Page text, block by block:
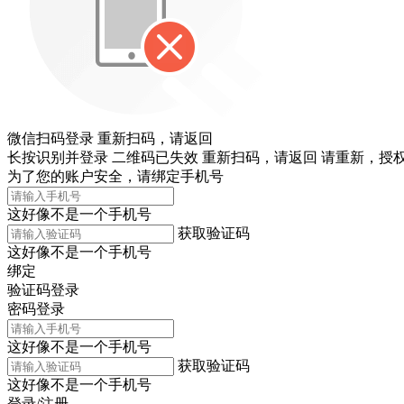
微信扫码登录 重新扫码， 请返回
长按识别并登录 二维码已失效 重新扫码， 请返回 请重新， 授
为了您的账户安全，请绑定手机号
这好像不是一个手机号
获取验证码
这好像不是一个手机号
绑定
验证码登录
密码登录
这好像不是一个手机号
获取验证码
这好像不是一个手机号